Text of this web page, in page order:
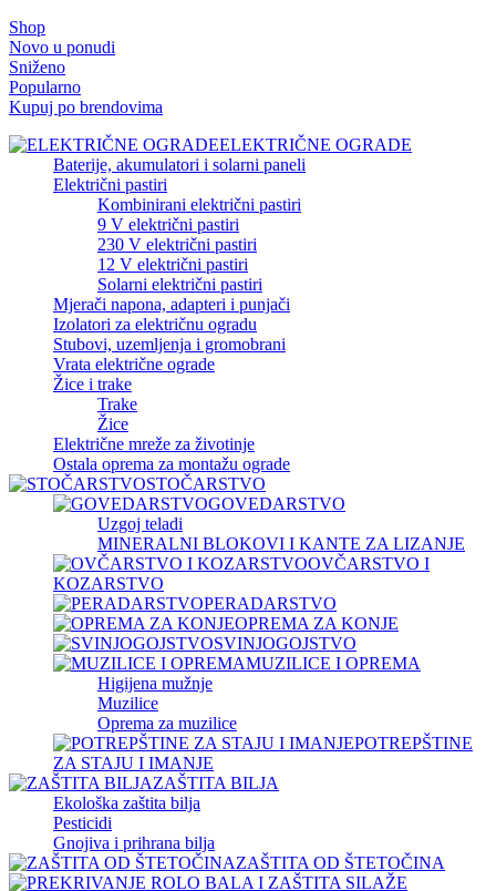
Shop
Novo u ponudi
Sniženo
Popularno
Kupuj po brendovima
ELEKTRIČNE OGRADE
Baterije, akumulatori i solarni paneli
Električni pastiri
Kombinirani električni pastiri
9 V električni pastiri
230 V električni pastiri
12 V električni pastiri
Solarni električni pastiri
Mjerači napona, adapteri i punjači
Izolatori za električnu ogradu
Stubovi, uzemljenja i gromobrani
Vrata električne ograde
Žice i trake
Trake
Žice
Električne mreže za životinje
Ostala oprema za montažu ograde
STOČARSTVO
GOVEDARSTVO
Uzgoj teladi
MINERALNI BLOKOVI I KANTE ZA LIZANJE
OVČARSTVO I
KOZARSTVO
PERADARSTVO
OPREMA ZA KONJE
SVINJOGOJSTVO
MUZILICE I OPREMA
Higijena mužnje
Muzilice
Oprema za muzilice
POTREPŠTINE
ZA STAJU I IMANJE
ZAŠTITA BILJA
Ekološka zaštita bilja
Pesticidi
Gnojiva i prihrana bilja
ZAŠTITA OD ŠTETOČINA